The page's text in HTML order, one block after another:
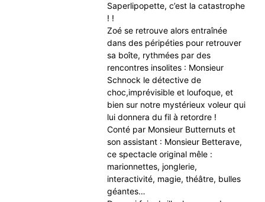
Saperlipopette, c’est la catastrophe
! !
Zoé se retrouve alors entraînée
dans des péripéties pour retrouver
sa boîte, rythmées par des
rencontres insolites : Monsieur
Schnock le détective de
choc,imprévisible et loufoque, et
bien sur notre mystérieux voleur qui
lui donnera du fil à retordre !
Conté par Monsieur Butternuts et
son assistant : Monsieur Betterave,
ce spectacle original mêle :
marionnettes, jonglerie,
interactivité, magie, théâtre, bulles
géantes…